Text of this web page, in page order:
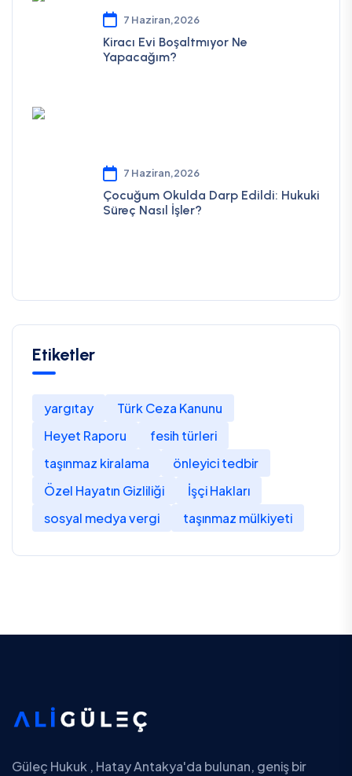
7 Haziran,2026
Kiracı Evi Boşaltmıyor Ne
Yapacağım?
7 Haziran,2026
Çocuğum Okulda Darp Edildi: Hukuki
Süreç Nasıl İşler?
Etiketler
yargıtay
Türk Ceza Kanunu
Heyet Raporu
fesih türleri
taşınmaz kiralama
önleyici tedbir
Özel Hayatın Gizliliği
İşçi Hakları
sosyal medya vergi
taşınmaz mülkiyeti
Güleç Hukuk , Hatay Antakya'da bulunan, geniş bir